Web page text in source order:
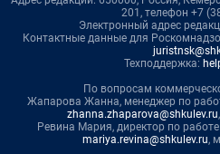
201, телефон +7
Электронный адрес
Контактные данные для
Техподдержка:
По вопросам
Жапарова Жанна, менеджер по
zhanna.zhaparova@shkulev.ru
Ревина Мария, директор по
mariya.revina@shkulev.ru,